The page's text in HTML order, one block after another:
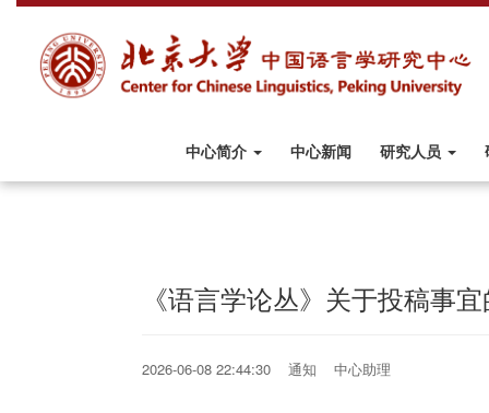
中心简介 中心新闻 研究人员
《语言学论丛》关于投稿事
2026-06-08 22:44:30 通知 中心助理